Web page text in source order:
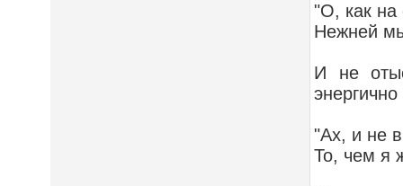
"О, как на
Нежней
И не
"Ах, и не
То, чем я